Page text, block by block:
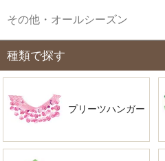
その他・オールシーズン
種類で探す
プリーツハンガー